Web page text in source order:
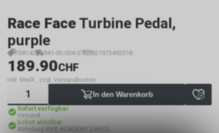
Race FaceTurbine Pedal,
purple
P38142 941-00-004-07 821973492018
189.90CHF
inkl. MwSt., zzgl. Versandkosten
In den Warenkorb
Sofort verfügbar
Versand
Sofort abholbar
Abholung BIKE ACADEMY DAVOS